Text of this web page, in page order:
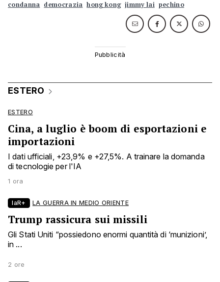
condanna democrazia hong kong jimmy lai pechino
ESTERO
ESTERO
Cina, a luglio è boom di esportazioni e
importazioni
I dati ufficiali, +23,9% e +27,5%. A trainare la domanda
di tecnologie per l'IA
1 ora
laR+ LA GUERRA IN MEDIO ORIENTE
Trump rassicura sui missili
Gli Stati Uniti “possiedono enormi quantità di ‘munizioni’,
in ...
2 ore